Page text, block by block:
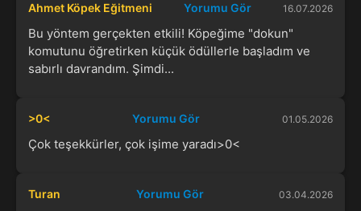
Ahmet Köpek Eğitmeni Yorumu Gör 16.07.2026
Bu yöntem gerçekten etkili! Köpeğime "dokun"
komutunu öğretirken küçük ödüllerle başladım ve
sabırlı davrandım. Şimdi...
>0< Yorumu Gör 01.05.2026
Çok teşekkürler, çok işime yaradı>0<
Turan Yorumu Gör 03.04.2026